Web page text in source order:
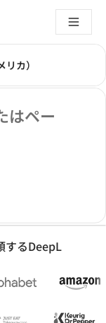
ースや連携機能
ムの翻訳ワー
読み解く
音声翻訳までを支
with DeepL
訳していま
さい。次の言語が選
文の言語を選んでく
カ）
はペー
するDeepL